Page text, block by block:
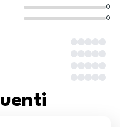
0
0